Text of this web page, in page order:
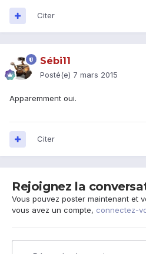
Citer
Sébi11
Posté(e) 7 mars 2015
Apparemment oui.
Citer
Rejoignez la
Vous pouvez poster maintenant et
vous avez un compte, connectez-